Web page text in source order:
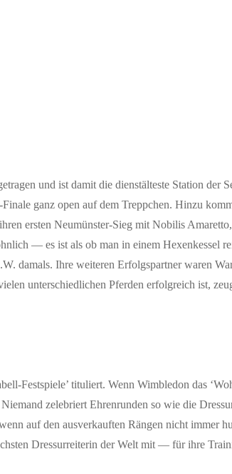
und ist damit die dienstälteste Station der
ganz open auf dem Treppchen. Hinzu
ersten Neumünster-Sieg mit Nobilis
— es ist als ob man in einem Hexenkessel
damals. Ihre weiteren Erfolgspartner waren
unterschiedlichen Pferden erfolgreich ist,
Festspiele’ tituliert. Wenn Wimbledon das
zelebriert Ehrenrunden so wie die
auf den ausverkauften Rängen nicht immer
Dressurreiterin der Welt mit — für ihre